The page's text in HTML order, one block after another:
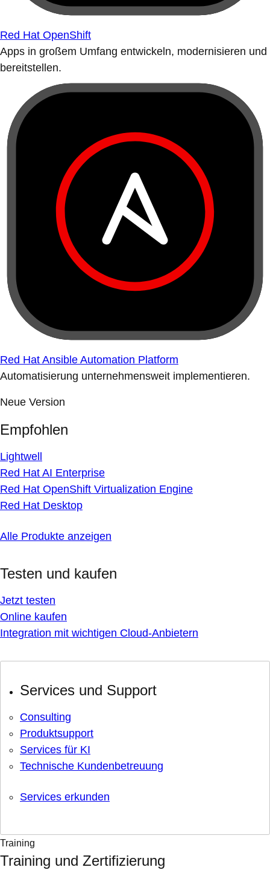
Red Hat OpenShift
Apps in großem Umfang entwickeln, modernisieren und
bereitstellen.
Red Hat Ansible Automation Platform
Automatisierung unternehmensweit implementieren.
Neue Version
Empfohlen
Lightwell
Red Hat AI Enterprise
Red Hat OpenShift Virtualization Engine
Red Hat Desktop
Alle Produkte anzeigen
Testen und kaufen
Jetzt testen
Online kaufen
Integration mit wichtigen Cloud-Anbietern
Services und Support
Consulting
Produktsupport
Services für KI
Technische Kundenbetreuung
Services erkunden
Training
Training und Zertifizierung